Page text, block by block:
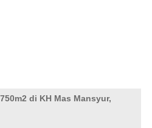
di KH Mas Mansyur,